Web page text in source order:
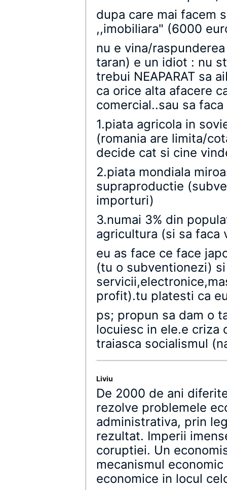
dupa care mai facem
,,imobiliara" (6000
nu e vina/
taran) e un idiot : nu
trebui NEAPARAT sa
ca orice alta afacere
comercial..sau sa
1.piata agricola in
(romania are limita/
decide cat si cine
2.piata mondiala
supraproductie
importuri)
3.numai 3% din
agricultura (si sa faca
eu as face ce face
(tu o subventionezi)
profit).tu platesti ca
ps; propun sa dam o
locuiesc in ele.e
traiasca socialismul
Liviu
De 2000 de ani
rezolve problemele
administrativa, prin
rezultat. Imperii
coruptiei. Un
mecanismul
economice in locul